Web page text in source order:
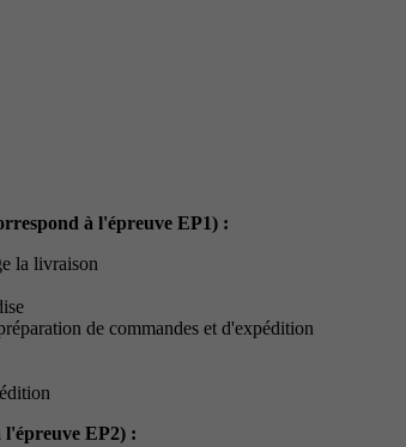
à l'épreuve EP1) :
la livraison
de commandes et d'expédition
l'épreuve EP2) :